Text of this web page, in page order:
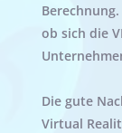
ob sich die
Die gute
Virtual